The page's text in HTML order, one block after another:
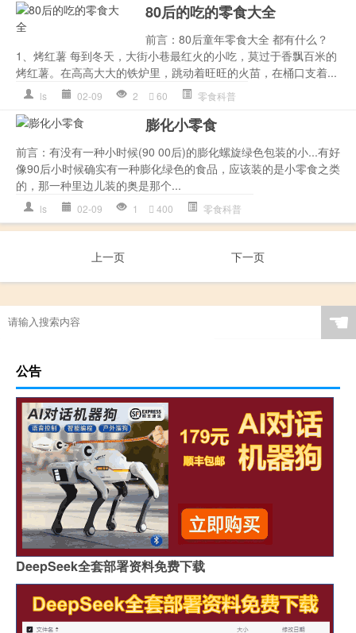
80后的吃的零食大全
前言：80后童年零食大全 都有什么？
1、烤红薯 每到冬天，大街小巷最红火的小吃，莫过于香飘百米的
烤红薯。在高高大大的铁炉里，跳动着旺旺的火苗，在桶口支着...
ls 02-09 2 60 零食科普
膨化小零食
前言：有没有一种小时候(90 00后)的膨化螺旋绿色包装的小...有好
像90后小时候确实有一种膨化绿色的食品，应该装的是小零食之类
的，那一种里边儿装的奥是那个...
ls 02-09 1 400 零食科普
上一页 下一页
☚
公告
DeepSeek全套部署资料免费下载